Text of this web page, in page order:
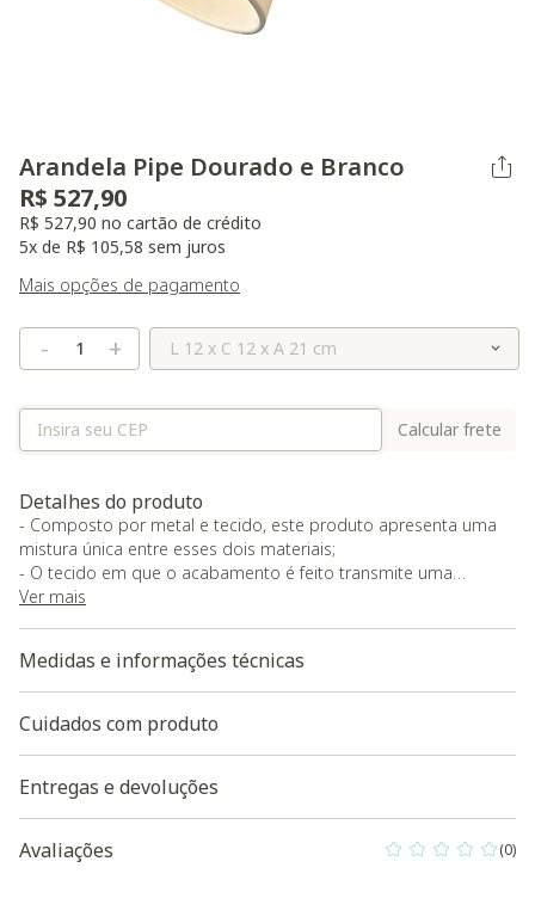
Arandela Pipe Dourado e Branco
R$ 527,90
R$ 527,90 no cartão de crédito
5x de R$ 105,58 sem juros
Mais opções de pagamento
- + Selecione o Tamanho
Calcular frete
Detalhes do produto
- Composto por metal e tecido, este produto apresenta uma
mistura única entre esses dois materiais;
- O tecido em que o acabamento é feito transmite uma
sensação de suavidade e delicadeza, enquanto a cor colorida
Ver mais
Medidas e informações técnicas
Cuidados com produto
Entregas e devoluções
Avaliações 0 out of 5 (0)